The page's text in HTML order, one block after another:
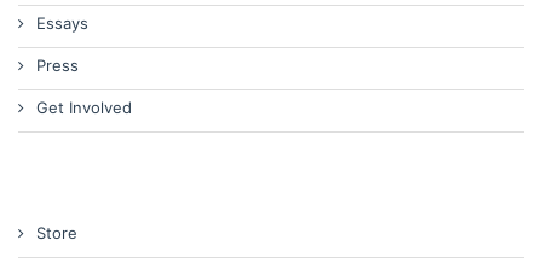
Essays
Press
Get Involved
Store